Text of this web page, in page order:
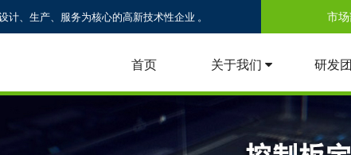
计、生产、服务为核心的高新技术性企业 。 市
首页 关于我们 研发